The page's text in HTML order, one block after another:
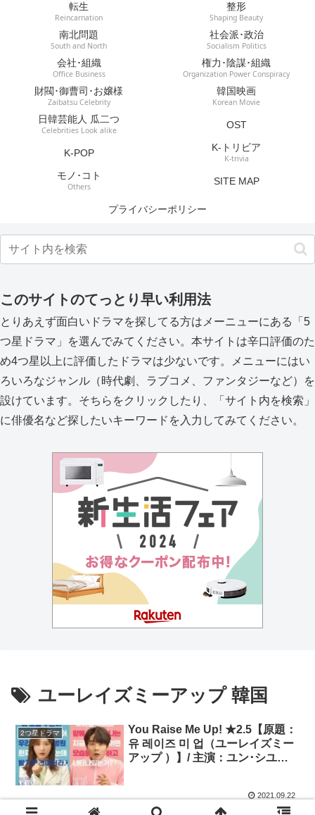
転生
Reincarnation
整形
Shaping Beauty
南北問題
South and North
社会派･政治
Socialism Politics
会社･組織
Office Business
権力･陰謀･組織
Organization Power Conspiracy
財閥･御曹司･お嬢様
Zaibatsu Celebrity
韓国映画
Korean Movie
日韓芸能人 瓜二つ
Celebrities Look alike OST
K-POP K-トリビア
K-trivia
モノ･コト
Others SITE MAP
プライバシーポリシー
このサイトのてっとり早い利用法
とりあえず面白いドラマを探してる方はメーニューにある「5
つ星ドラマ」を選んでみてください。本サイトは辛口評価のた
め4つ星以上に評価したドラマは少ないです。メニューにはい
ろいろなジャンル（時代劇、ラブコメ、ファンタジーなど）を
設けています。そちらをクリックしたり、「サイト内を検索」
に俳優名など探したいキーワードを入力してみてください。
ユーレイズミーアップ 韓国
2つ星ドラマ
You Raise Me Up! ★2.5【原題：
유 레이즈 미 업（ユーレイズミー
アップ ）】/ 主演：ユン･シユ
2021.09.22